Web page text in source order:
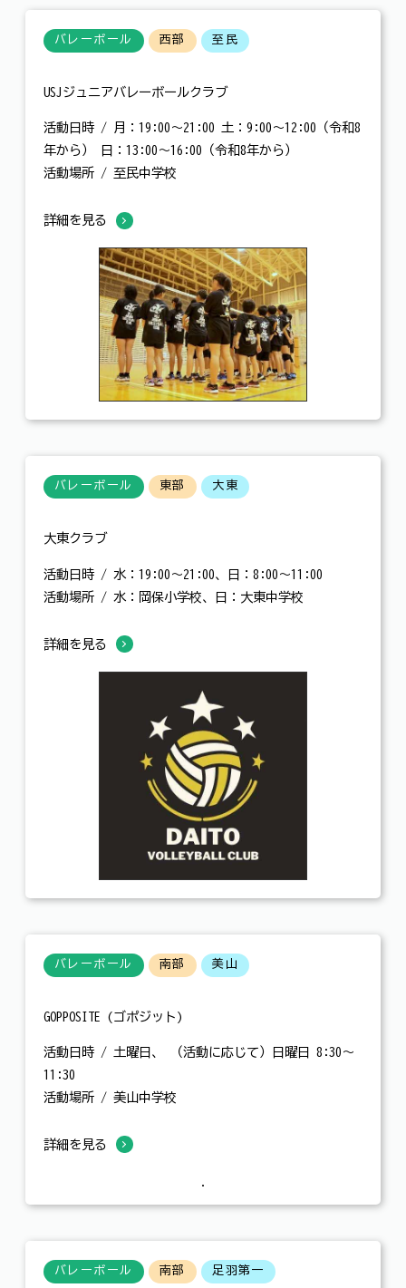
バレーボール 西部 至民
USJジュニアバレーボールクラブ
活動日時 / 月：19:00～21:00 土：9:00～12:00（令和8
年から） 日：13:00～16:00（令和8年から）
活動場所 / 至民中学校
詳細を見る
バレーボール 東部 大東
大東クラブ
活動日時 / 水：19:00～21:00、日：8:00～11:00
活動場所 / 水：岡保小学校、日：大東中学校
詳細を見る
バレーボール 南部 美山
GOPPOSITE (ゴポジット)
活動日時 / 土曜日、 （活動に応じて）日曜日 8:30～
11:30
活動場所 / 美山中学校
詳細を見る
バレーボール 南部 足羽第一